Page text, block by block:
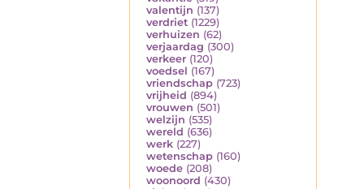
valentijn (137)
verdriet (1229)
verhuizen (62)
verjaardag (300)
verkeer (120)
voedsel (167)
vriendschap (723)
vrijheid (894)
vrouwen (501)
welzijn (535)
wereld (636)
werk (227)
wetenschap (160)
woede (208)
woonoord (430)